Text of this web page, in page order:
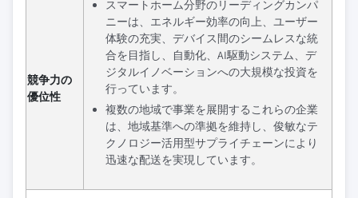
競争力の
優位性
スマートホーム分野のリーディングカンパ
ニーは、エネルギー効率の向上、ユーザー
体験の充実、デバイス間のシームレスな統
合を目指し、自動化、AI駆動システム、デ
ジタルイノベーションへの大規模な投資を
行っています。
複数の地域で事業を展開するこれらの企業
は、地域基準への準拠を維持し、俊敏なテ
クノロジー活用型サプライチェーンにより
迅速な配送を実現しています。